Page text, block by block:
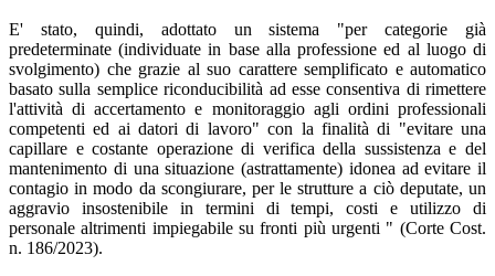
E' stato, quindi, adottato un sistema "per categorie già
predeterminate (individuate in base alla professione ed al luogo di
svolgimento) che grazie al suo carattere semplificato e automatico
basato sulla semplice riconducibilità ad esse consentiva di rimettere
l'attività di accertamento e monitoraggio agli ordini professionali
competenti ed ai datori di lavoro" con la finalità di "evitare una
capillare e costante operazione di verifica della sussistenza e del
mantenimento di una situazione (astrattamente) idonea ad evitare il
contagio in modo da scongiurare, per le strutture a ciò deputate, un
aggravio insostenibile in termini di tempi, costi e utilizzo di
personale altrimenti impiegabile su fronti più urgenti " (Corte Cost.
n. 186/2023).